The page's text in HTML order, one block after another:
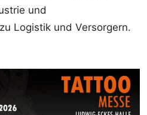
und
Logistik und Versorgern.